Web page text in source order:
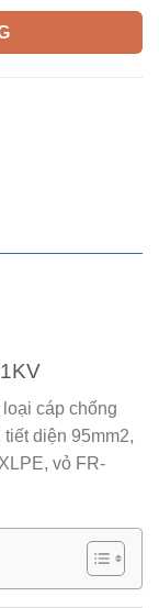
loại cáp chống
diện 95mm2,
vỏ FR-